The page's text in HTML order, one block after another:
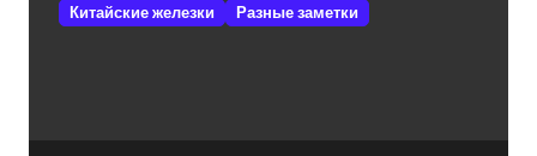
Китайские железки Разные заметки